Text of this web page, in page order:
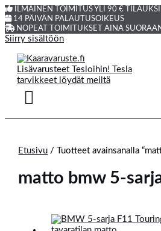
ILMAINEN TOIMITUS YLI 90 €
14 PÄIVÄN PALAUTUSOIKEUS
NOPEAT TOIMITUKSET AINA
Siirry sisältöön
Etusivu / Tuotteet avainsanalla
matto bmw 5-